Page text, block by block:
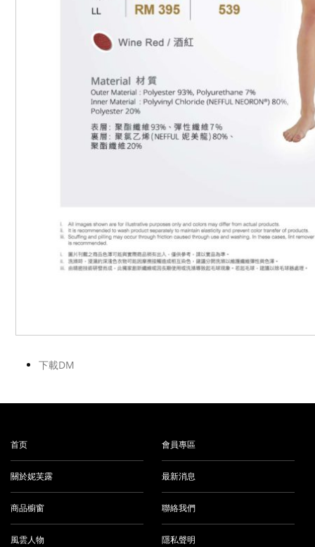
下載DM
首页
關於妮芙露
商品櫥窗
風雲人物
會員專區
最新消息
聯絡我們
隱私聲明